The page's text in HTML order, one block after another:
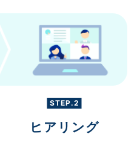
STEP.2
ヒアリング